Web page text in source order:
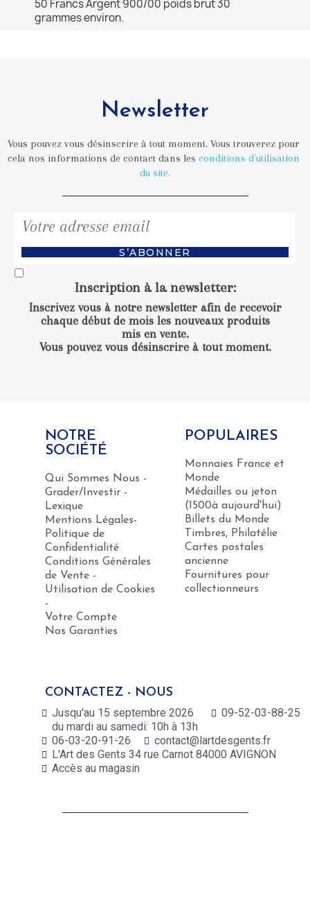
50 Francs Argent 900/00 poids brut 30
grammes environ.
Newsletter
Vous pouvez vous désinscrire à tout moment. Vous trouverez pour
cela nos informations de contact dans les conditions d'utilisation
du site.
S’ABONNER
Inscription à la newsletter:
Inscrivez vous à notre newsletter afin de recevoir
chaque début de mois les nouveaux produits
mis en vente.
Vous pouvez vous désinscrire à tout moment.
NOTRE
SOCIÉTÉ
Qui Sommes Nous -
Grader/Investir -
Lexique
Mentions Légales-
Politique de
Confidentialité
Conditions Générales
de Vente -
Utilisation de Cookies
-
Votre Compte
Nos Garanties
POPULAIRES
Monnaies France et
Monde
Médailles ou jeton
(1500à aujourd'hui)
Billets du Monde
Timbres, Philatélie
Cartes postales
ancienne
Fournitures pour
collectionneurs
CONTACTEZ - NOUS
Jusqu'au 15 septembre 2026
du mardi au samedi: 10h à 13h
09-52-03-88-25
06-03-20-91-26
contact@lartdesgents.fr
L'Art des Gents 34 rue Carnot 84000 AVIGNON
Accès au magasin